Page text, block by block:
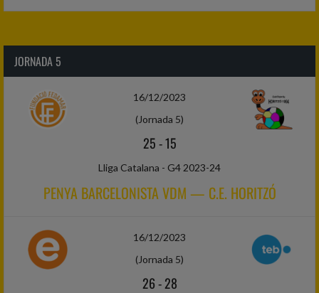
JORNADA 5
16/12/2023
(Jornada 5)
25-15
Lliga Catalana - G4 2023-24
PENYA BARCELONISTA VDM — C.E. HORITZÓ
16/12/2023
(Jornada 5)
26-28